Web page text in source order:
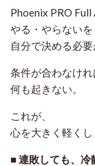
Phoenix PRO Full
やる・やらないを
自分で決める必
条件が合わなけれ
何も起きない。
これが、
心を大きく軽くし
■ 連敗しても、冷